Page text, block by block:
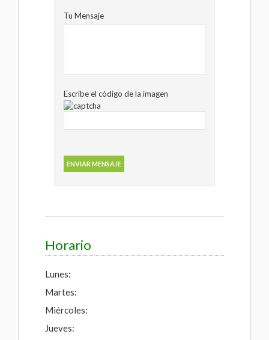
Tu Mensaje
Escribe el código de la imagen
Horario
Lunes:
Martes:
Miércoles:
Jueves: